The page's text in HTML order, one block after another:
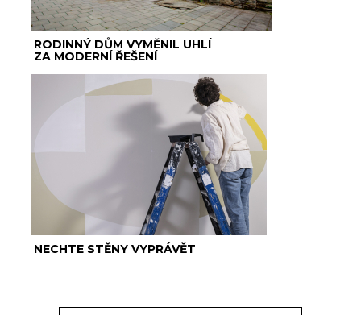
RODINNÝ DŮM VYMĚNIL UHLÍ
ZA MODERNÍ ŘEŠENÍ
NECHTE STĚNY VYPRÁVĚT